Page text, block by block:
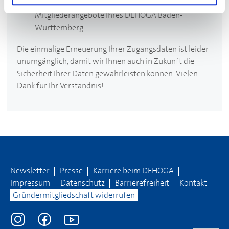
Zugangsdaten an und nutzen Sie wie bisher die
Mitgliederangebote IhresDEHOGABaden-
Württemberg.
Die einmalige Erneuerung Ihrer Zugangsdaten ist leider
unumgänglich, damit wir Ihnen auch in Zukunft die
Sicherheit Ihrer Daten gewährleisten können. Vielen
Dank für Ihr Verständnis!
Newsletter Presse Karriere beim DEHOGA
Impressum
Datenschutz Barrierefreiheit
Kontakt
Gründermitgliedschaft widerrufen